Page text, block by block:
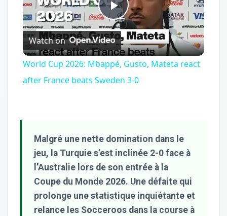
Play
Video
Watch on
World Cup 2026: Mbappé, Gusto, Mateta react
after France beats Sweden 3-0
Malgré une nette domination dans le
jeu, la Turquie s’est inclinée 2-0 face à
l’Australie lors de son entrée à la
Coupe du Monde 2026. Une défaite qui
prolonge une statistique inquiétante et
relance les Socceroos dans la course à